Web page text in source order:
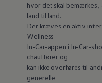
hvor det skal
land til land.
Der kræves en aktiv
Wellness
In-Car-appen i In-Car-
chauffører og
kan ikke overføres til
generelle